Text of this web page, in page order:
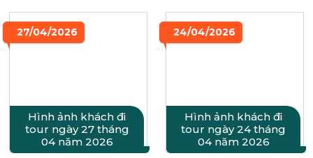
27/04/2026
Hình ảnh khách đi
tour ngày 27 tháng
04 năm 2026
24/04/2026
Hình ảnh khách đi
tour ngày 24 tháng
04 năm 2026